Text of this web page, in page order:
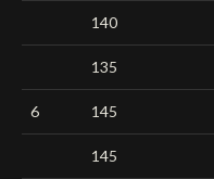
140
135
6 145
145